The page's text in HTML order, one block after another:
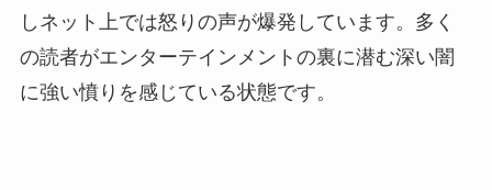
しネット上では怒りの声が爆発しています。多く
の読者がエンターテインメントの裏に潜む深い闇
に強い憤りを感じている状態です。